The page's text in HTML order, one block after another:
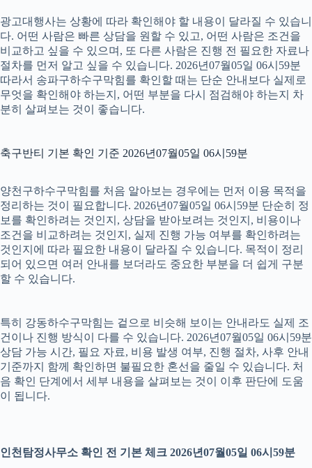
광고대행사는 상황에 따라 확인해야 할 내용이 달라질 수 있습니
다. 어떤 사람은 빠른 상담을 원할 수 있고, 어떤 사람은 조건을
비교하고 싶을 수 있으며, 또 다른 사람은 진행 전 필요한 자료나
절차를 먼저 알고 싶을 수 있습니다. 2026년07월05일 06시59분
따라서 송파구하수구막힘를 확인할 때는 단순 안내보다 실제로
무엇을 확인해야 하는지, 어떤 부분을 다시 점검해야 하는지 차
분히 살펴보는 것이 좋습니다.
축구반티 기본 확인 기준 2026년07월05일 06시59분
양천구하수구막힘를 처음 알아보는 경우에는 먼저 이용 목적을
정리하는 것이 필요합니다. 2026년07월05일 06시59분 단순히 정
보를 확인하려는 것인지, 상담을 받아보려는 것인지, 비용이나
조건을 비교하려는 것인지, 실제 진행 가능 여부를 확인하려는
것인지에 따라 필요한 내용이 달라질 수 있습니다. 목적이 정리
되어 있으면 여러 안내를 보더라도 중요한 부분을 더 쉽게 구분
할 수 있습니다.
특히 강동하수구막힘는 겉으로 비슷해 보이는 안내라도 실제 조
건이나 진행 방식이 다를 수 있습니다. 2026년07월05일 06시59분
상담 가능 시간, 필요 자료, 비용 발생 여부, 진행 절차, 사후 안내
기준까지 함께 확인하면 불필요한 혼선을 줄일 수 있습니다. 처
음 확인 단계에서 세부 내용을 살펴보는 것이 이후 판단에 도움
이 됩니다.
인천탐정사무소 확인 전 기본 체크 2026년07월05일 06시59분